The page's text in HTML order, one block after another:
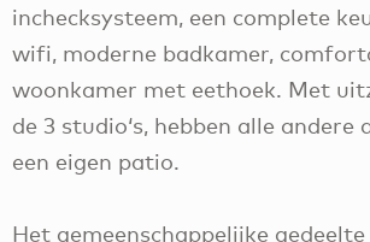
inchecksysteem, een complete
wifi, moderne badkamer,
woonkamer met eethoek. Met
de 3 studio‘s, hebben alle andere
een eigen patio.
Het gemeenschappelijke